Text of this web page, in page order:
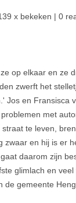
x bekeken | 0
op elkaar en ze
zwerft het
Jos en Fransisca
met
te leven,
en hij is er
daarom zijn
glimlach en
de gemeente